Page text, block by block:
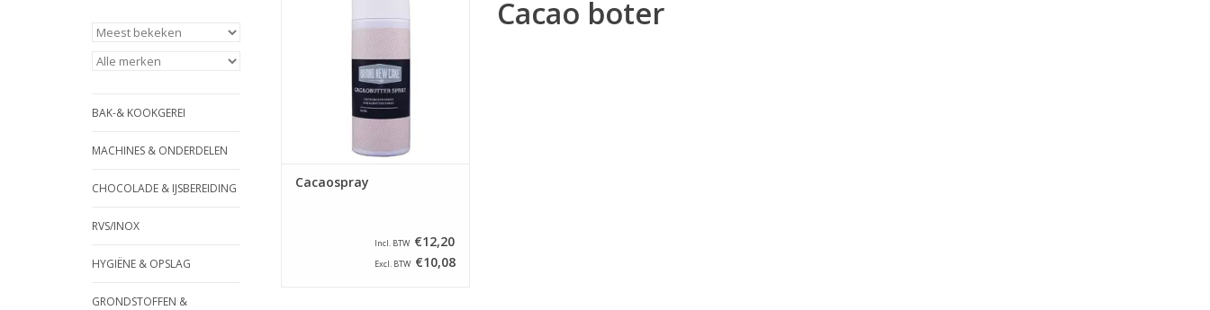
BAK-& KOOKGEREI
MACHINES & ONDERDELEN
CHOCOLADE & IJSBEREIDING
RVS/INOX
HYGIËNE & OPSLAG
GRONDSTOFFEN &
glanzende uitstraling te geven en
fondant te beschermen tegen
uitdroging. Deze spray is ook
ideaal om je eetbare print op
icing of fros
TOEVOEGEN AAN WINKELWAGEN
Cacaospray
Incl. BTW €12,20
Excl. BTW €10,08
Cacao boter